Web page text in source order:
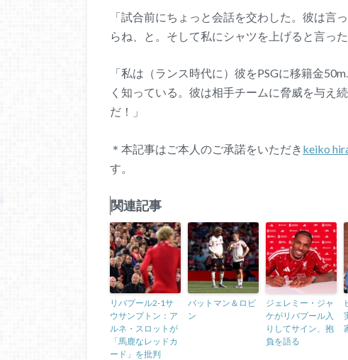
「試合前にちょっと会話を交わした。彼は言
らね、と。そして私にシャツを上げると言っ
「私は（ランス時代に）彼をPSGに移籍金
く知っている。彼は相手チームに脅威を与え
だ！」
＊本記事はご本人のご承諾をいただき keiko
す。
関連記事
リバプール2-1サ
ウサンプトン：ア
ルネ・スロットが
「馬鹿なレッドカ
ード」を批判
バットマン＆ロビ
ン
ジェレミー・ジャ
ケがリバプール入
りしてサイン、抱
負を語る